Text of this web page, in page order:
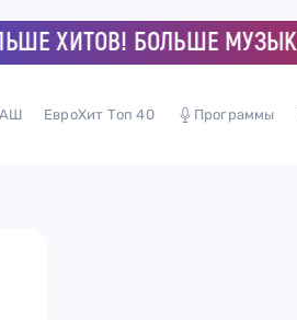
БОЛЬШЕ МУЗЫКИ!
ЕвроХит Топ 40 Программы